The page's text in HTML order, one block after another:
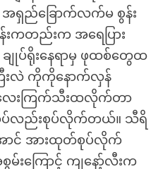
ရှည်ခြောက်လက်မ စွန်း
ကတည်းက အရေပြား
ချုပ်ရိုးနေရာမှ ဖုထစ်တွေထ
းလဲ ကိုကိုနောက်လှန်
လေးကြက်သီးထလိုက်တာ
စုပ်လည်းစုပ်လိုက်တယ်။ သီရိ
ာင် အားထုတ်စုပ်လိုက်
းကြောင့် ကျနော့်လီးက